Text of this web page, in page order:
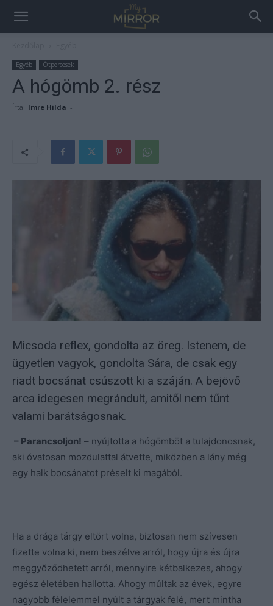
Egyéb Ötpercesek
A hógömb 2. rész
Írta: Imre Hilda -
Micsoda reflex, gondolta az öreg. Istenem, de
ügyetlen vagyok, gondolta Sára, de csak egy
riadt bocsánat csúszott ki a száján. A bejövő
arca idegesen megrándult, amitől nem tűnt
valami barátságosnak.
– Parancsoljon! – nyújtotta a hógömböt a tulajdonosnak,
aki óvatosan mozdulattal átvette, miközben a lány még
egy halk bocsánatot préselt ki magából.
Ha a drága tárgy eltört volna, biztosan nem szívesen
fizette volna ki, nem beszélve arról, hogy újra és újra
meggyőződhetett arról, mennyire kétbalkezes, ahogy
egész életében hallotta. Ahogy múltak az évek, egyre
nagyobb félelemmel nyúlt a tárgyak felé, mert mintha